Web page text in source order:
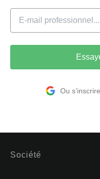
Ou
Société